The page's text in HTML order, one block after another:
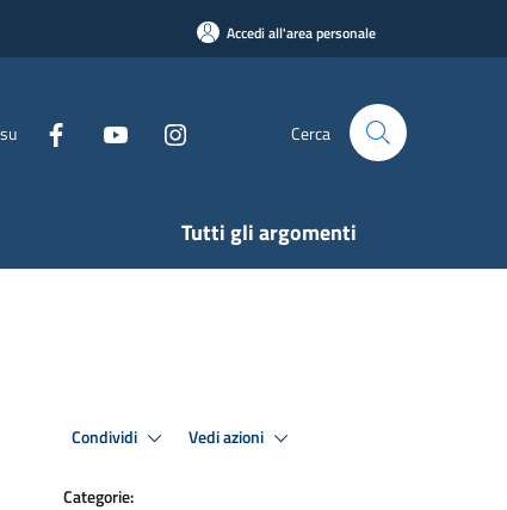
Accedi all'area personale
Cerca
Tutti gli argomenti
Condividi Vedi azioni
Categorie: